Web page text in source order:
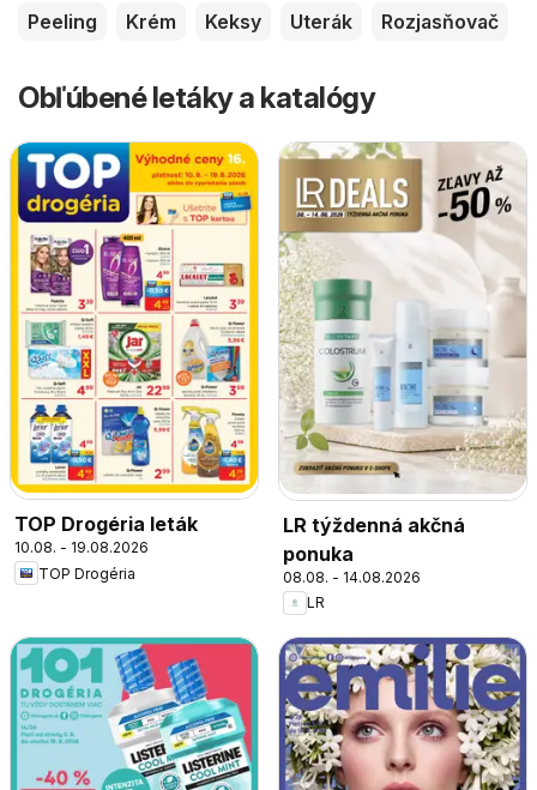
Peeling
Krém Keksy Uterák Rozjasňovač
Obľúbené letáky a katalógy
TOP Drogéria leták
10.08. - 19.08.2026
TOP Drogéria
LR týždenná akčná
ponuka
08.08. - 14.08.2026
LR